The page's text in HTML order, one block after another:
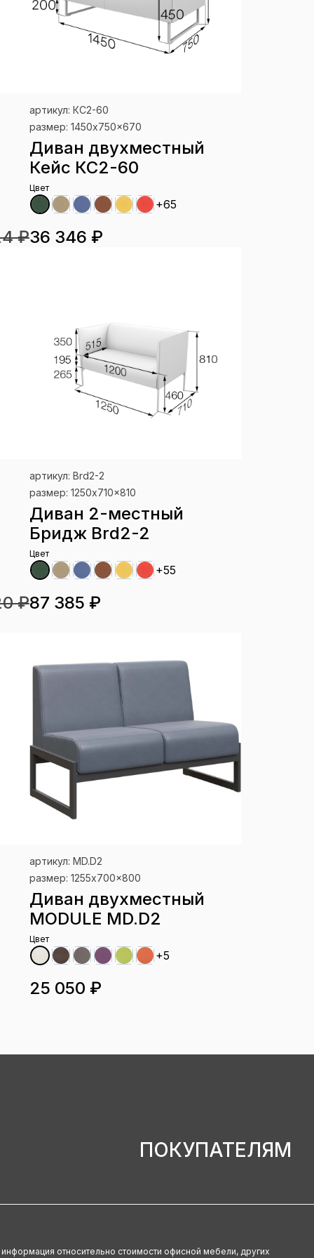
₽
артикул: КС2-60
размер: 1450x750x670
Диван двухместный
Кейс КС2-60
Цвет
+65
36 346 ₽
₽
артикул: Brd2-2
размер: 1250x710x810
Диван 2-местный
Бридж Brd2-2
Цвет
+55
87 385 ₽
артикул: MD.D2
размер: 1255x700x800
Диван двухместный
MODULE MD.D2
Цвет
+5
25 050 ₽
ПОКУПАТЕЛЯМ
относительно стоимости офисной мебели, других